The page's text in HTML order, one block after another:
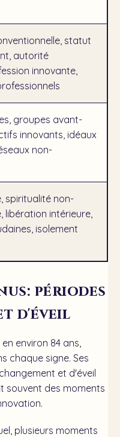
statut
autorité
innovante,
groupes avant-
innovants, idéaux
non-
spiritualité non-
libération intérieure,
isolement
périodes
d'éveil
environ 84 ans,
chaque signe. Ses
et d'éveil
souvent des moments
plusieurs moments